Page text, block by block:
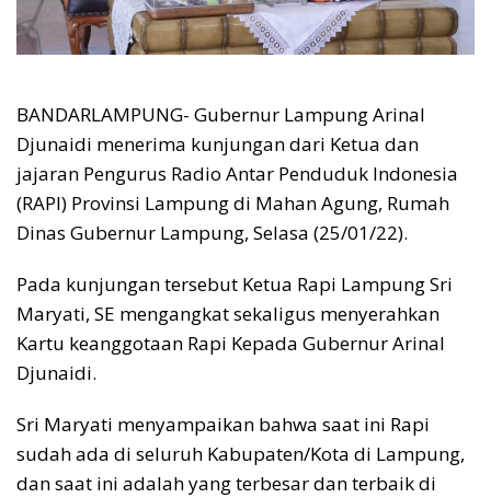
BANDARLAMPUNG- Gubernur Lampung Arinal
Djunaidi menerima kunjungan dari Ketua dan
jajaran Pengurus Radio Antar Penduduk Indonesia
(RAPI) Provinsi Lampung di Mahan Agung, Rumah
Dinas Gubernur Lampung, Selasa (25/01/22).
Pada kunjungan tersebut Ketua Rapi Lampung Sri
Maryati, SE mengangkat sekaligus menyerahkan
Kartu keanggotaan Rapi Kepada Gubernur Arinal
Djunaidi.
Sri Maryati menyampaikan bahwa saat ini Rapi
sudah ada di seluruh Kabupaten/Kota di Lampung,
dan saat ini adalah yang terbesar dan terbaik di